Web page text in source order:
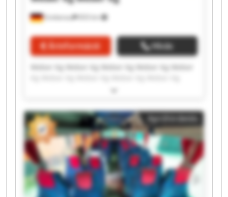
Grebenau 833 km
Árinformáció Hívás
Weber Kg Weber Kg Weber Kg Weber Kg Weber
Weber Kg Weber Kg
Apróhirdetés